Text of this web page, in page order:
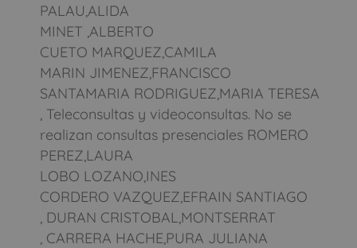
PALAU,ALIDA
MINET ,ALBERTO
CUETO MARQUEZ,CAMILA
MARIN JIMENEZ,FRANCISCO
SANTAMARIA RODRIGUEZ,MARIA TERESA
, Teleconsultas y videoconsultas. No se
realizan consultas presenciales ROMERO
PEREZ,LAURA
LOBO LOZANO,INES
CORDERO VAZQUEZ,EFRAIN SANTIAGO
, DURAN CRISTOBAL,MONTSERRAT
, CARRERA HACHE,PURA JULIANA